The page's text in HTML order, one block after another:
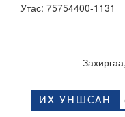
Утас: 75754400-1131
ИХ УНШСАН